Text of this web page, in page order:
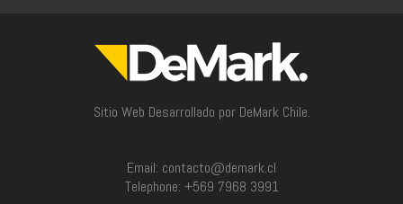
Sitio Web Desarrollado por DeMark Chile.
Email: contacto@demark.cl
Telephone: +569 7968 3991